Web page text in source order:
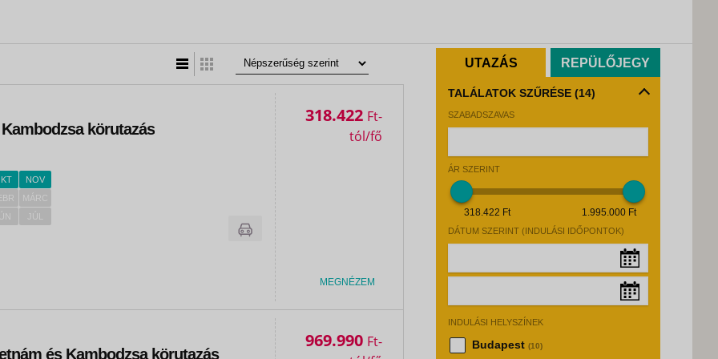
UTAZÁS REPÜLŐJEGY
TALÁLATOK SZŰRÉSE (14)
SZABADSZAVAS
ÁR SZERINT
318.422 Ft 1.995.000 Ft
DÁTUM SZERINT (INDULÁSI IDŐPONTOK)
Hé
Ke Sz Cs
27
30
«
INDULÁSI HELYSZÍNEK
Budapest (10)
körutazás
NOV
MÁRC
JÚL
318.422 Ft
MEGNÉZEM
és Kambodzsa körutazás
969.990 Ft